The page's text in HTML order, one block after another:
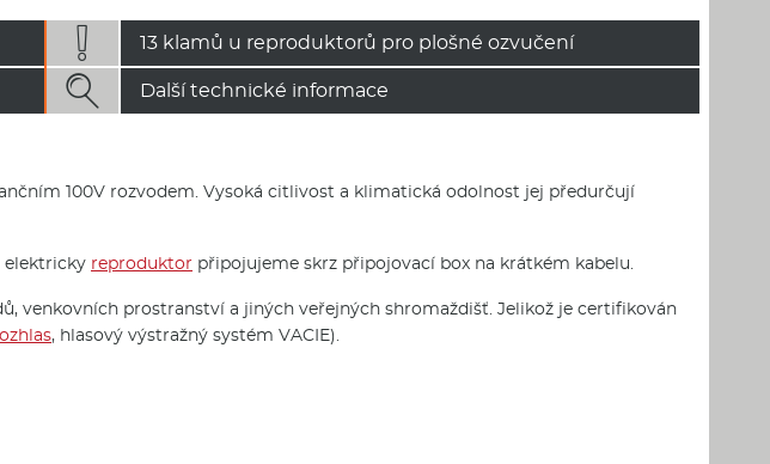
 13 klamů u reproduktorů pro plošné ozvučení
 Další technické informace
100V rozvodem. Vysoká citlivost a klimatická odolnost jej předurčují
elektricky reproduktor připojujeme skrz připojovací box na krátkém kabelu.
venkovních prostranství a jiných veřejných shromaždišť. Jelikož je certifikován
, hlasový výstražný systém VACIE).